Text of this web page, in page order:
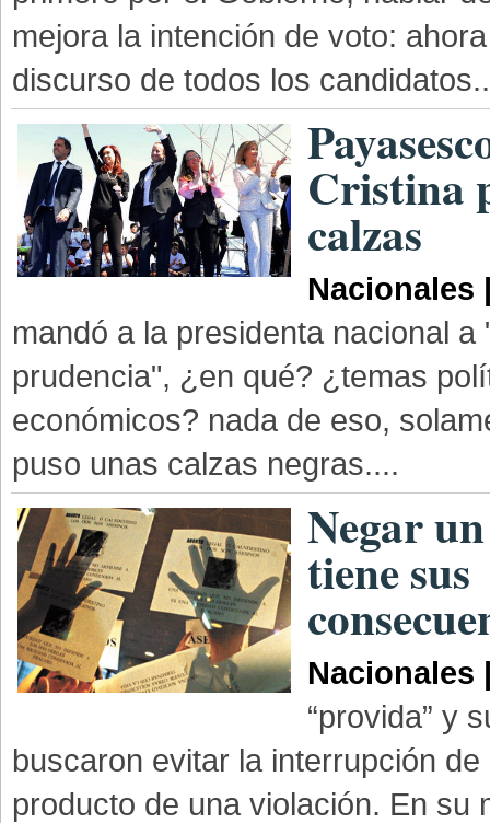
mejora la intención de voto:
discurso de todos los
Cristina
calzas
Nacionales
mandó a la presidenta nacional a
prudencia", ¿en qué? ¿temas
económicos? nada de eso,
puso unas calzas negras....
Negar
tiene sus
Nacionales
“provida” y
buscaron evitar la interrupción
producto de una violación. En su